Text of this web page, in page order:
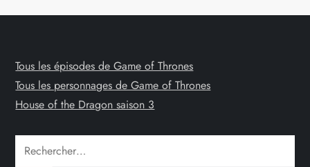
Tous les épisodes de Game of Thrones
Tous les personnages de Game of Thrones
House of the Dragon saison 3
Rechercher :